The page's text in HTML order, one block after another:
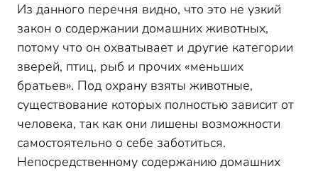
Из данного перечня видно, что это не узкий
закон о содержании домашних животных,
потому что он охватывает и другие категории
зверей, птиц, рыб и прочих «меньших
братьев». Под охрану взяты животные,
существование которых полностью зависит от
человека, так как они лишены возможности
самостоятельно о себе заботиться.
Непосредственному содержанию домашних